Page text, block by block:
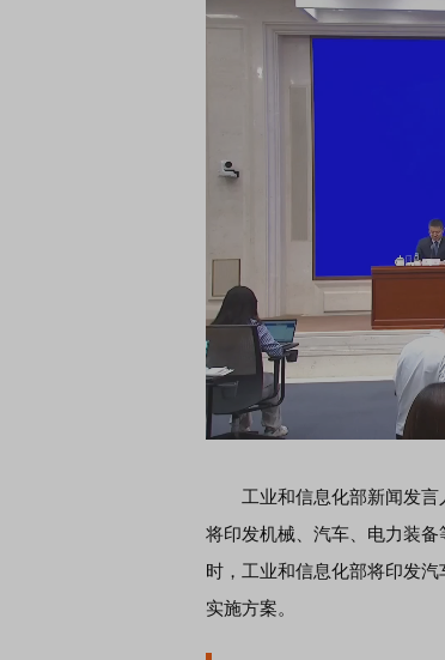
工业和信息化部新闻发言
将印发机械、汽车、电力装
时，工业和信息化部将印发
实施方案。